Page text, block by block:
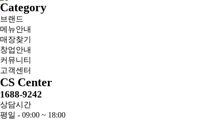
Category
브랜드
메뉴안내
매장찾기
창업안내
커뮤니티
고객센터
CS Center
1688-9242
상담시간
평일 - 09:00 ~ 18:00